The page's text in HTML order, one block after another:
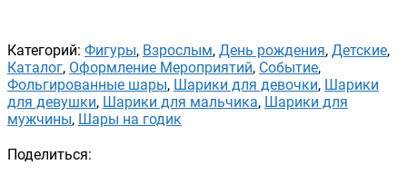
Категорий: Фигуры, Взрослым, День рождения, Детские,
Каталог, Оформление Мероприятий, Событие,
Фольгированные шары, Шарики для девочки, Шарики
для девушки, Шарики для мальчика, Шарики для
мужчины, Шары на годик
Поделиться: